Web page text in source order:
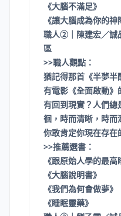
《大腦不滿足》
《讓大腦成為你的神
職人②｜陳建宏／誠
區
>>職人觀點：
猶記得那首《半夢半
有電影《全面啟動》
有回到現實？人們總
徊，時而清晰，時而
你敢肯定你現在存在
>>推薦選書：
《跟原始人學的最高
《大腦說明書》
《我們為何會做夢》
《睡眠靈藥》